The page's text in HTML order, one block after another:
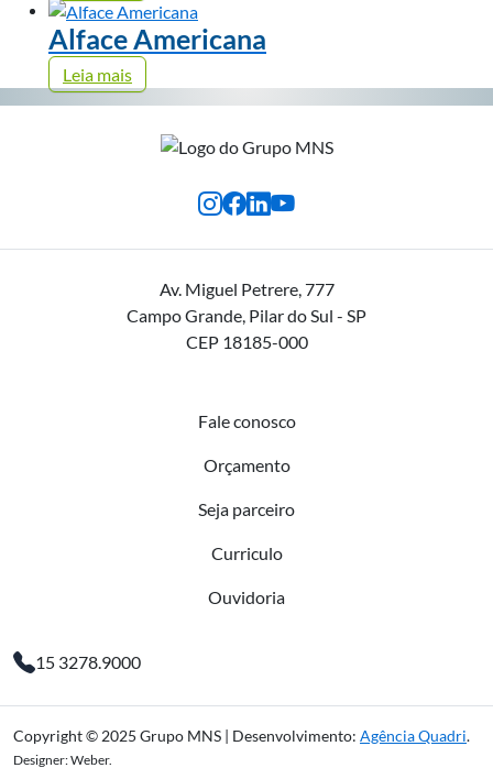
Alface Americana
Leia mais
Av. Miguel Petrere, 777
Campo Grande, Pilar do Sul - SP
CEP 18185-000
Fale conosco
Orçamento
Seja parceiro
Curriculo
Ouvidoria
15 3278.9000
Copyright © 2025 Grupo MNS | Desenvolvimento: Agência Quadri.
Designer: Weber.